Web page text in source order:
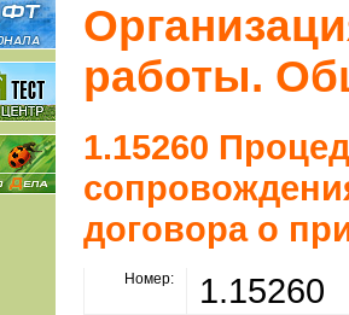
работы.
1.15260
договора о
Номер: 1.15260